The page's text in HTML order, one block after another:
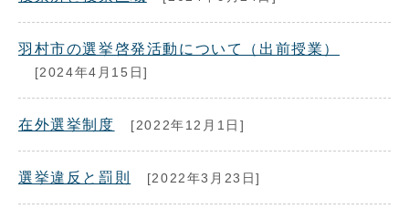
羽村市の選挙啓発活動について（出前授業）
[2024年4月15日]
在外選挙制度 [2022年12月1日]
選挙違反と罰則 [2022年3月23日]